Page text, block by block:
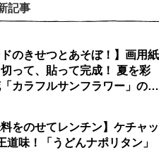
記事
ドのきせつとあそぼ！】画用紙
って、貼って完成！ 夏を彩
カラフルサンフラワー」の作
料をのせてレンチン】ケチャッ
道味！「うどんナポリタン」